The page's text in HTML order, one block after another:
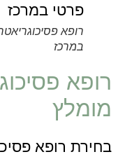
רופא פסיכוגריאטר
במרכז
רופא
מומלץ
בחירת רופא